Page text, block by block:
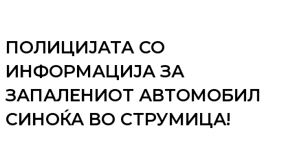
ПОЛИЦИЈАТА СО
ИНФОРМАЦИЈА ЗА
ЗАПАЛЕНИОТ АВТОМОБИЛ
СИНОЌА ВО СТРУМИЦА!